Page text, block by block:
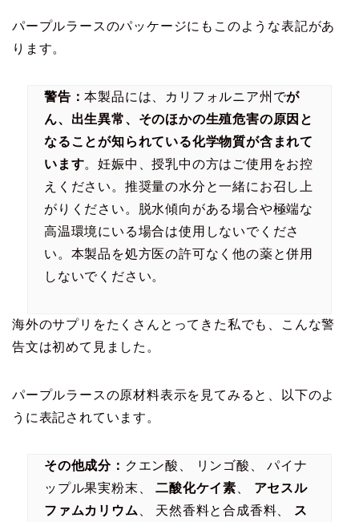
パープルラースのパッケージにもこのような表記があ
ります。
警告：本製品には、カリフォルニア州でが
ん、出生異常、そのほかの生殖危害の原因と
なることが知られている化学物質が含まれて
います。妊娠中、授乳中の方はご使用をお控
えください。推奨量の水分と一緒にお召し上
がりください。脱水傾向がある場合や極端な
高温環境にいる場合は使用しないでくださ
い。本製品を処方医の許可なく他の薬と併用
しないでください。
海外のサプリをたくさんとってきた私でも、こんな警
告文は初めて見ました。
パープルラースの原材料表示を見てみると、以下のよ
うに表記されています。
その他成分： クエン酸、 リンゴ酸、 パイナ
ップル果実粉末、二酸化ケイ素
アセスル
ファムカリウム 、 天然香料と合成香料、 ス